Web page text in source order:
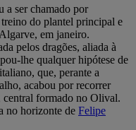
a ser chamado por
treino do plantel principal e
em janeiro.
pelos dragões, aliada à
lhe qualquer hipótese de
que, perante a
acabou por recorrer
central formado no Olival.
no horizonte de Felipe